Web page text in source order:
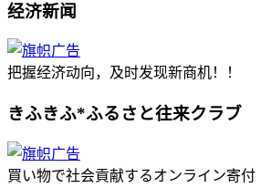
经济新闻
把握经济动向，及时发现新商机！！
きふきふ*ふるさと往来クラブ
買い物で社会貢献するオンライン寄付